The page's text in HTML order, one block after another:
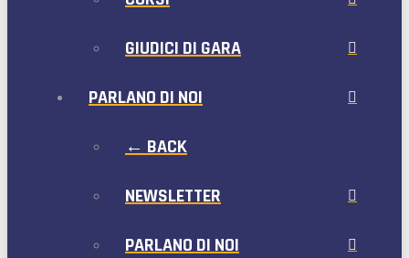
GIUDICI DI GARA
PARLANO DI NOI
← BACK
NEWSLETTER
PARLANO DI NOI